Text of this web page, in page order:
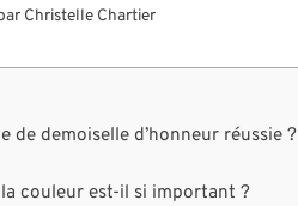
Christelle Chartier
de demoiselle d’honneur réussie ?
couleur est-il si important ?